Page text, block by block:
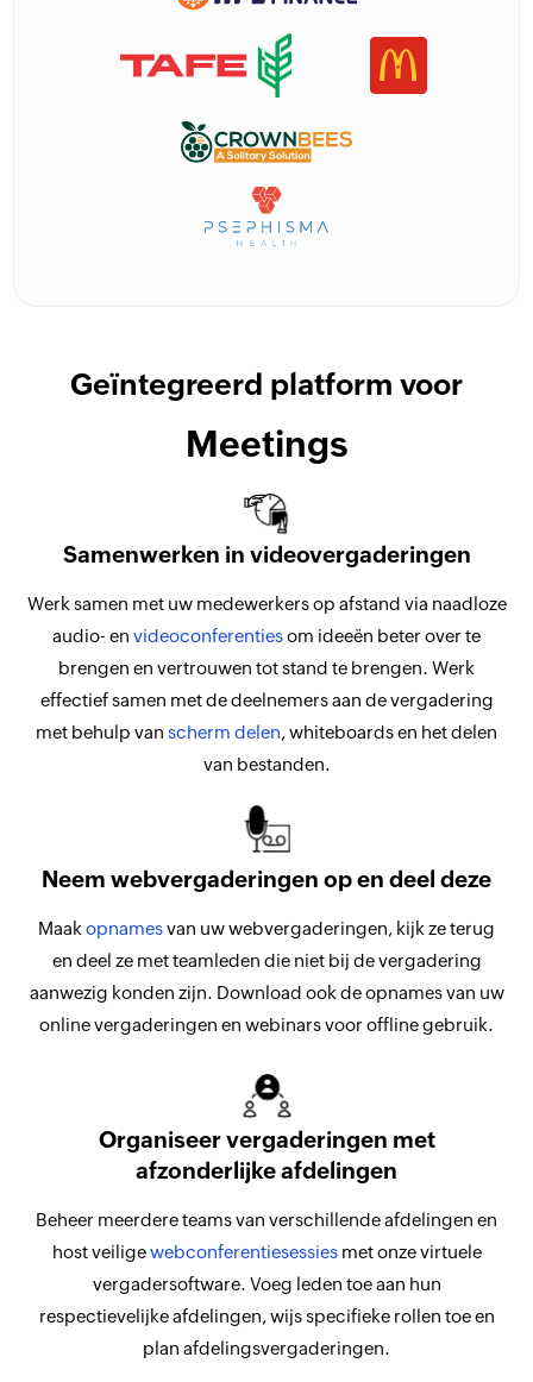
Geïntegreerd platform voor
Meetings
Samenwerken in videovergaderingen
Werk samen met uw medewerkers op afstand via naadloze
audio- en videoconferentiesom ideeën beter over te
brengen en vertrouwen tot stand te brengen. Werk
effectief samen met de deelnemers aan de vergadering
met behulp van scherm delen, whiteboards en het delen
van bestanden.
Neem webvergaderingen op en deel deze
Maak opnamesvan uw webvergaderingen, kijk ze terug
en deel ze met teamleden die niet bij de vergadering
aanwezig konden zijn. Download ook de opnames van uw
online vergaderingen en webinars voor offline gebruik.
Organiseer vergaderingen met
afzonderlijke afdelingen
Beheer meerdere teams van verschillende afdelingen en
host veiligewebconferentiesessiesmet onze virtuele
vergadersoftware. Voeg leden toe aan hun
respectievelijke afdelingen, wijs specifieke rollen toe en
plan afdelingsvergaderingen.